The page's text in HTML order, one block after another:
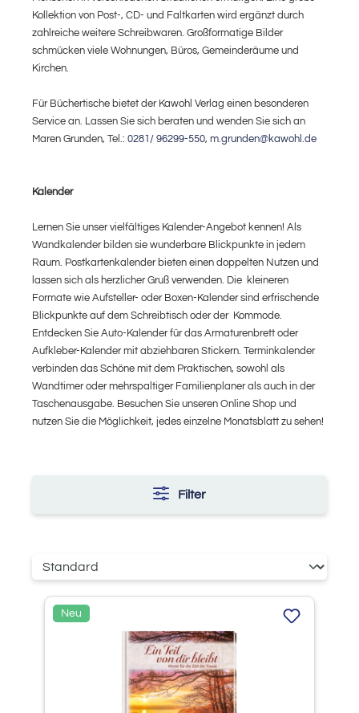
Kollektion von Post-, CD- und Faltkarten wird ergänzt durch
zahlreiche weitere Schreibwaren. Großformatige Bilder
schmücken viele Wohnungen, Büros, Gemeinderäume und
Kirchen.
Für Büchertische bietet der Kawohl Verlag einen besonderen
Service an. Lassen Sie sich beraten und wenden Sie sich an
Maren Grunden, Tel.: 0281/ 96299-550, m.grunden@kawohl.de
Kalender
Lernen Sie unser vielfältiges Kalender-Angebot kennen! Als
Wandkalender bilden sie wunderbare Blickpunkte in jedem
Raum. Postkartenkalender bieten einen doppelten Nutzen und
lassen sich als herzlicher Gruß verwenden. Die kleineren
Formate wie Aufsteller- oder Boxen-Kalender sind erfrischende
Blickpunkte auf dem Schreibtisch oder der Kommode.
Entdecken Sie Auto-Kalender für das Armaturenbrett oder
Aufkleber-Kalender mit abziehbaren Stickern. Terminkalender
verbinden das Schöne mit dem Praktischen, sowohl als
Wandtimer oder mehrspaltiger Familienplaner als auch in der
Taschenausgabe. Besuchen Sie unseren Online Shop und
nutzen Sie die Möglichkeit, jedes einzelne Monatsblatt zu sehen!
Filter
Neu